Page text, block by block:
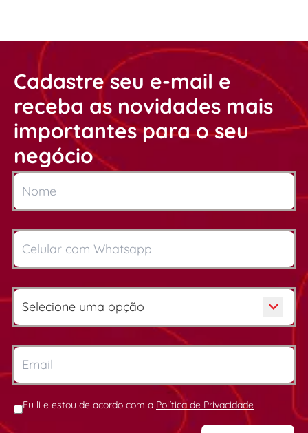
Cadastre seu e-mail e
receba as novidades mais
importantes para o seu
negócio
Eu li e estou de acordo com a Política de Privacidade